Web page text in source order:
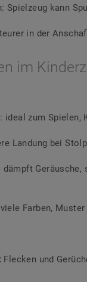
Spielzeug kann
in der
im
ideal zum Spielen,
Landung bei
Geräusche,
Farben,
: Flecken und